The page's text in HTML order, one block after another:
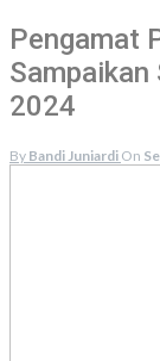
Pengamat
2024
By Bandi Juniardi On